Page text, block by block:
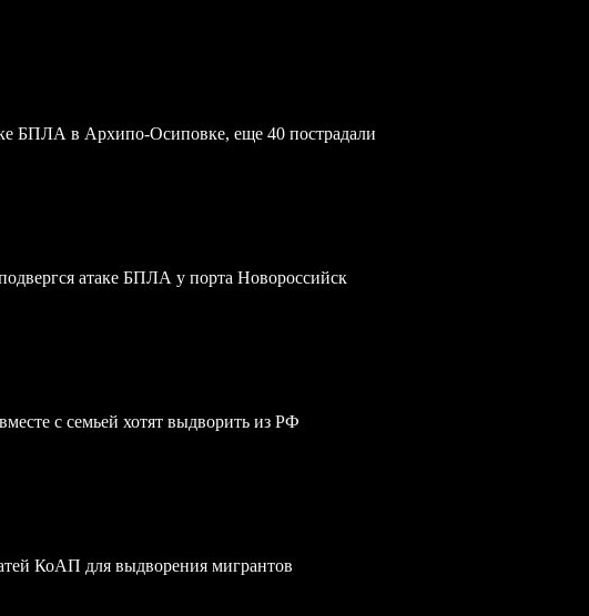
БПЛА в Архипо-Осиповке, еще 40 пострадали
атаке БПЛА у порта Новороссийск
с семьей хотят выдворить из РФ
КоАП для выдворения мигрантов